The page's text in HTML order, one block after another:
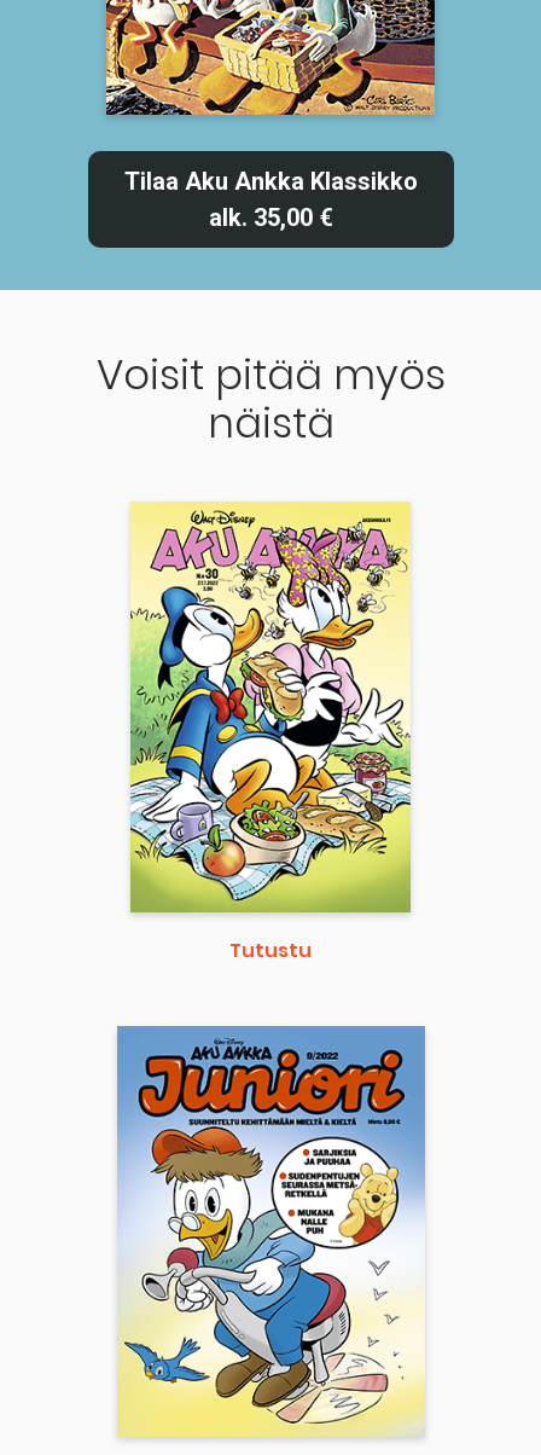
Tilaa Aku Ankka Klassikko
alk. 35,00 €
Voisit pitää myös
näistä
Tutustu